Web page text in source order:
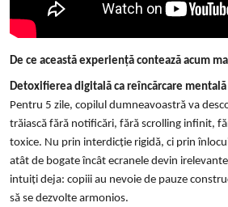
De ce această experiență contează acum
Detoxifierea digitală ca reîncărcare mentală
Pentru 5 zile, copilul dumneavoastră va
trăiască fără notificări, fără scrolling infinit,
toxice. Nu prin interdicție rigidă, ci prin
atât de bogate încât ecranele devin
intuiți deja: copiii au nevoie de pauze
să se dezvolte armonios.